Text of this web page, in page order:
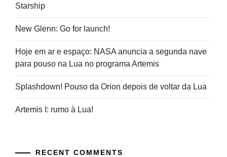
Starship
New Glenn: Go for launch!
Hoje em ar e espaço: NASA anuncia a segunda nave
para pouso na Lua no programa Artemis
Splashdown! Pouso da Orion depois de voltar da Lua
Artemis I: rumo à Lua!
RECENT COMMENTS